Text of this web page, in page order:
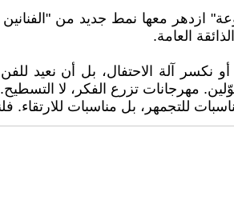
ازدهر معها نمط جديد من
العامة.
آلة الاحتفال، بل أن نعيد للفن
مهرجانات تزرع الفكر، لا التسطيح.
للتجمهر، بل مناسبات